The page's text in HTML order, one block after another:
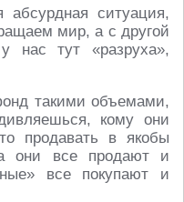
абсурдная ситуация,
мир, а с другой
тут «разруха»,
такими объемами,
кому они
продавать в якобы
они все продают и
все покупают и